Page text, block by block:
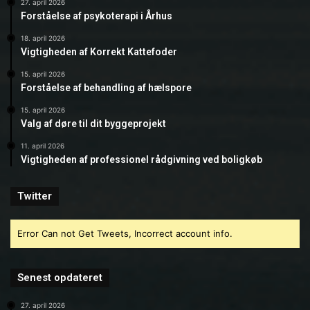
27. april 2026
Forståelse af psykoterapi i Århus
18. april 2026
Vigtigheden af Korrekt Kattefoder
15. april 2026
Forståelse af behandling af hælspore
15. april 2026
Valg af døre til dit byggeprojekt
11. april 2026
Vigtigheden af professionel rådgivning ved boligkøb
Twitter
Error Can not Get Tweets, Incorrect account info.
Senest opdateret
27. april 2026